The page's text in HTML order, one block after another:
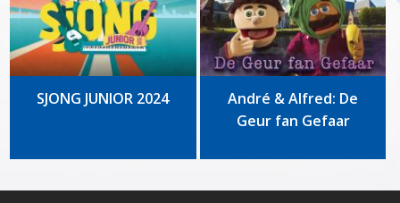
SJONG JUNIOR 2024
André & Alfred: De
Geur fan Gefaar